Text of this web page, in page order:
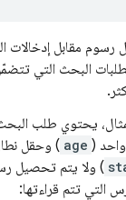
رسوم مقابل إدخالات
البحث التي
يحتوي طلب
(
age ) وحقل
) ولا يتم تحصيل
التي تتم قراءتها: